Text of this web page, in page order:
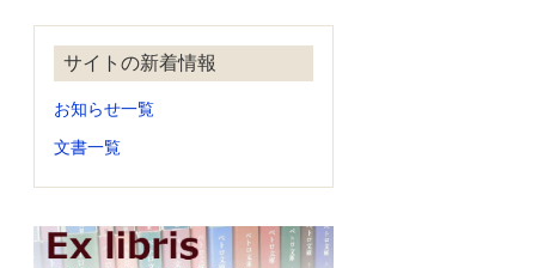
サイトの新着情報
お知らせ一覧
文書一覧